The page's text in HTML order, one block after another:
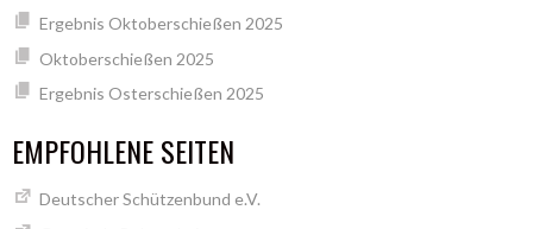
Ergebnis Oktoberschießen 2025
Oktoberschießen 2025
Ergebnis Osterschießen 2025
EMPFOHLENE SEITEN
Deutscher Schützenbund e.V.